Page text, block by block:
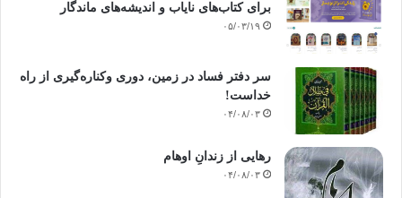
برای کتاب‌های نایاب و اندیشه‌های ماندگار
۰۵/۰۳/۱۹
سر دفتر فساد در زمین‌، دوری وکناره‌گیری از راه
خداست‌!
۰۴/۰۸/۰۳
رهایی از زندانِ اوهام
۰۴/۰۸/۰۳